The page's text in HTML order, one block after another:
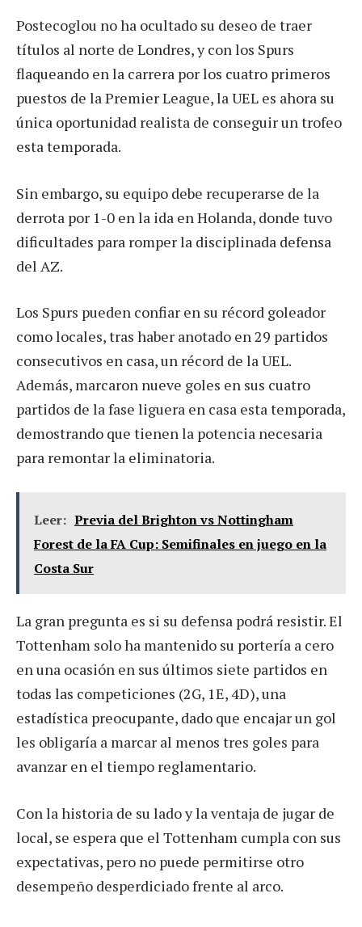
Postecoglou no ha ocultado su deseo de traer
títulos al norte de Londres, y con los Spurs
flaqueando en la carrera por los cuatro primeros
puestos de la Premier League, la UEL es ahora su
única oportunidad realista de conseguir un trofeo
esta temporada.
Sin embargo, su equipo debe recuperarse de la
derrota por 1-0 en la ida en Holanda, donde tuvo
dificultades para romper la disciplinada defensa
del AZ.
Los Spurs pueden confiar en su récord goleador
como locales, tras haber anotado en 29 partidos
consecutivos en casa, un récord de la UEL.
Además, marcaron nueve goles en sus cuatro
partidos de la fase liguera en casa esta temporada,
demostrando que tienen la potencia necesaria
para remontar la eliminatoria.
Leer: Previa del Brighton vs Nottingham
Forest de la FA Cup: Semifinales en juego en la
Costa Sur
La gran pregunta es si su defensa podrá resistir. El
Tottenham solo ha mantenido su portería a cero
en una ocasión en sus últimos siete partidos en
todas las competiciones (2G, 1E, 4D), una
estadística preocupante, dado que encajar un gol
les obligaría a marcar al menos tres goles para
avanzar en el tiempo reglamentario.
Con la historia de su lado y la ventaja de jugar de
local, se espera que el Tottenham cumpla con sus
expectativas, pero no puede permitirse otro
desempeño desperdiciado frente al arco.